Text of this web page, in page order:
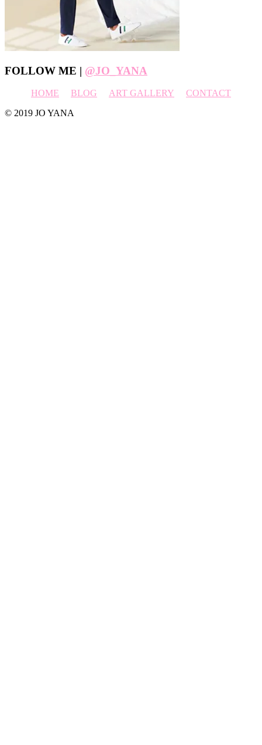
Footer
FOLLOW ME | @JO_YANA
HOME BLOG ART GALLERY
CONTACT
© 2019 JO YANA